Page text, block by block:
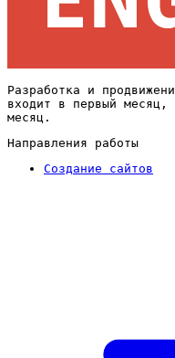
Разработка и
входит в первый месяц,
месяц.
Направления работы
Создание сайтов